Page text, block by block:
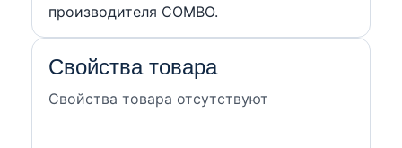
производителя COMBO.
Свойства товара
Свойства товара отсутствуют